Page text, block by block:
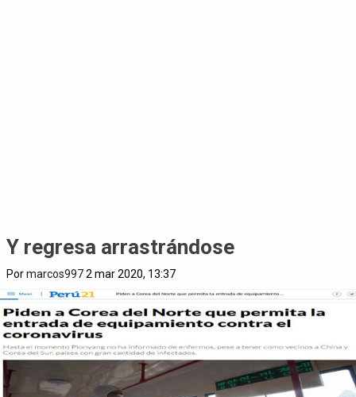
Y regresa arrastrándose
Pormarcos9972 mar 2020, 13:37